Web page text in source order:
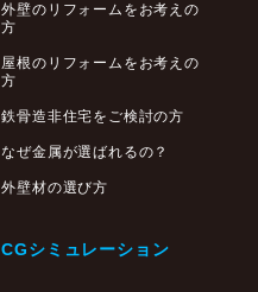
外壁のリフォームをお考えの
方
屋根のリフォームをお考えの
方
鉄骨造非住宅をご検討の方
なぜ金属が選ばれるの？
外壁材の選び方
CGシミュレーション